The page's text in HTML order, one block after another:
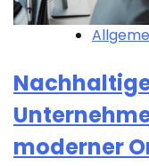
moderner